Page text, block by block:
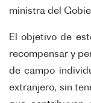
ministra del
El objetivo de
recompensar y
de campo
extranjero, sin